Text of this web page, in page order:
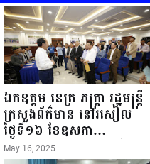
ឯកឧត្តម នេត្រ ភក្ត្រា រដ្ឋមន្ត្រី
ក្រសួងព័ត៌មាន នៅរសៀល
ថ្ងៃទី១៦ ខែឧសភា
ឆ្នាំ២០២៥នេះ បានអញ្ជើញចុះ
May 16, 2025